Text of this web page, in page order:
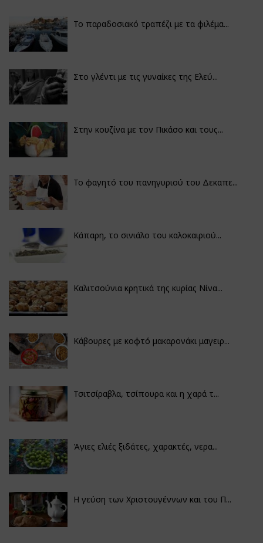
Το παραδοσιακό τραπέζι με τα φιλέμα...
Στο γλέντι με τις γυναίκες της Ελεύ...
Στην κουζίνα με τον Πικάσο και τους...
Το φαγητό του πανηγυριού του Δεκαπε...
Κάπαρη, το σινιάλο του καλοκαιριού...
Καλιτσούνια κρητικά της κυρίας Νίνα...
Κάβουρες με κοφτό μακαρονάκι μαγειρ...
Τσιτσίραβλα, τσίπουρα και η χαρά τ...
Άγιες ελιές ξιδάτες, χαρακτές, νερα...
Η γεύση των Χριστουγέννων και του Π...